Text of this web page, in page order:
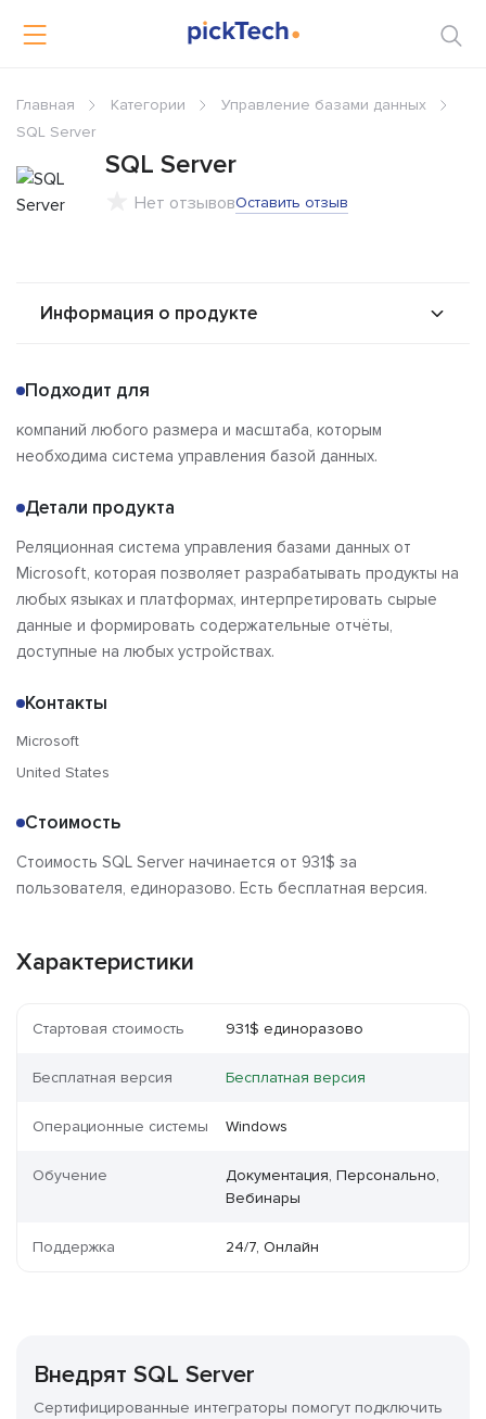
Главная Категории
Управление базами данных
SQL Server
SQL Server
Нет отзывовОставить отзыв
Информация о продукте
Стоимость
Альтернативы
Сравнения
Подходит для
компаний любого размера и масштаба, которым
необходима система управления базой данных.
Детали продукта
Реляционная система управления базами данных от
Microsoft, которая позволяет разрабатывать продукты на
любых языках и платформах, интерпретировать сырые
данные и формировать содержательные отчёты,
доступные на любых устройствах.
Контакты
Microsoft
United States
Стоимость
Стоимость SQL Server начинается от 931$ за
пользователя, единоразово. Есть бесплатная версия.
Характеристики
Стартовая стоимость 931$ единоразово
Бесплатная версия Бесплатная версия
Операционные системы Windows
Обучение
Документация, Персонально,
Вебинары
Поддержка 24/7, Онлайн
Внедрят SQL Server
Сертифицированные интеграторы помогут подключить